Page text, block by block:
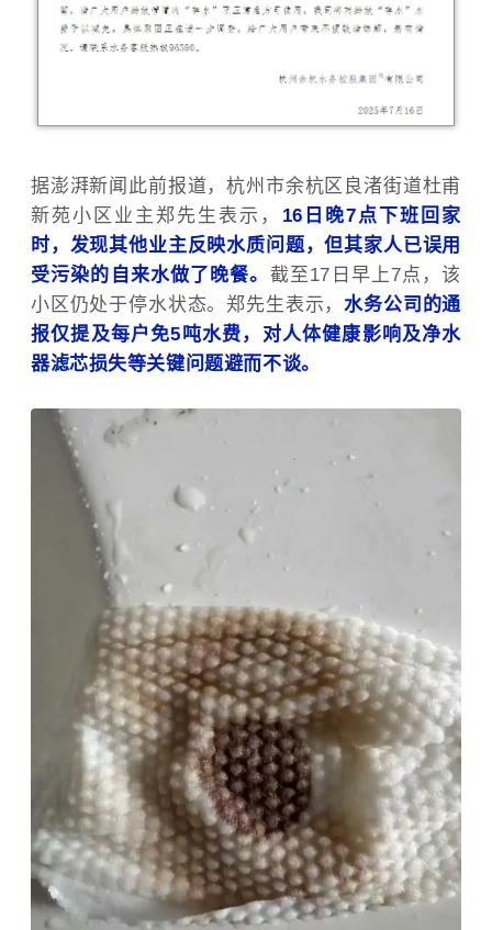
据澎湃新闻此前报道，杭州市余杭区良渚街道杜甫
新苑小区业主郑先生表示， 16日晚7点下班回家
时，发现其他业主反映水质问题，但其家人已误用
受污染的自来水做了晚餐。 截至17日早上7点，该
小区仍处于停水状态。郑先生表示，水务公司的通
报仅提及每户免5吨水费，对人体健康影响及净水
器滤芯损失等关键问题避而不谈。